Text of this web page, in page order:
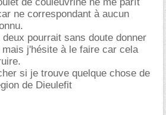
ne correspondant à aucun
pourrait sans doute donner
j'hésite à le faire car cela
si je trouve quelque chose de
de Dieulefit